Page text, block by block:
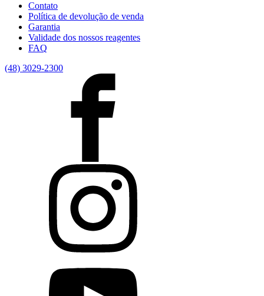
Contato
Política de devolução de venda
Garantia
Validade dos nossos reagentes
FAQ
(48) 3029-2300